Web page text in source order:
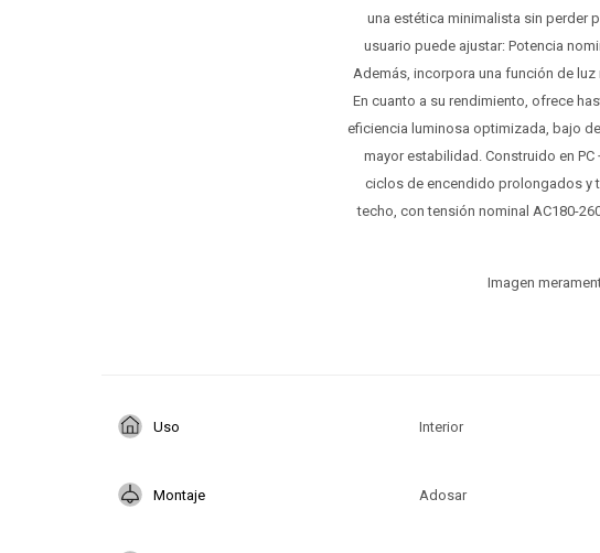
una estética minimalista sin perder
usuario puede ajustar: Potencia
Además, incorpora una función de
En cuanto a su rendimiento, ofrece
eficiencia luminosa optimizada, bajo
mayor estabilidad. Construido en
ciclos de encendido prolongados y
techo, con tensión nominal AC180-
Imagen
Uso Interior
Montaje Adosar